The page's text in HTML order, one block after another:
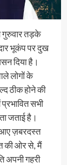
गुरुवार तड़के
भूकंप पर दुख
दिया है।
लोगों के
ठीक होने की
सभी
जताई है।
आए ज़बरदस्त
की ओर से, मैं
अपनी गहरी